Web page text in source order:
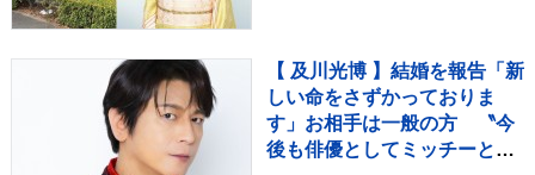
【 及川光博 】結婚を報告「新
しい命をさずかっておりま
す」お相手は一般の方 〝今
後も俳優としてミッチーとし